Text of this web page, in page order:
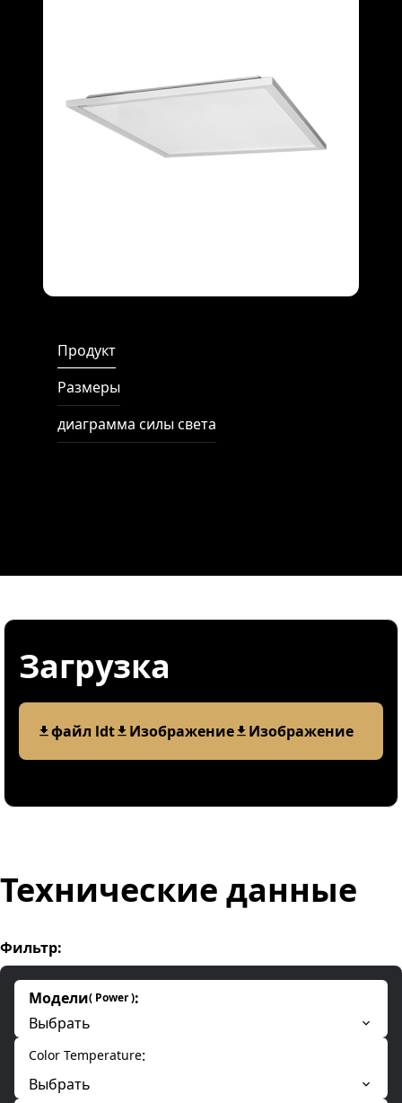
Продукт
Размеры
диаграмма силы света
Загрузка
файл ldt Изображение Изображение
Технические данные
Фильтр:
Модели( Power):
Выбрать
Color Temperature:
Выбрать